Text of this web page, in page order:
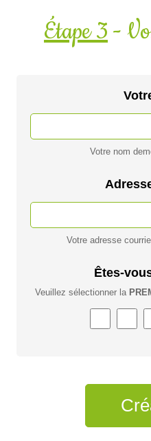
Étape 3-
Votre nom
Votre adresse
Êtes-
Veuillez sélectionner la